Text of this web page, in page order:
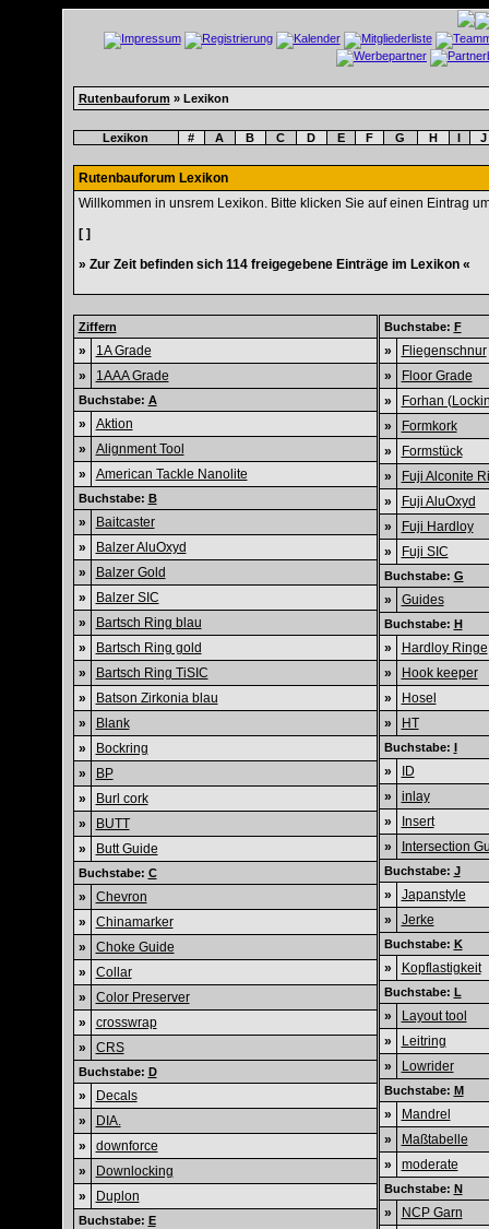
Rutenbauforum » Lexikon
Lexikon # A B C D E F G H I J
Rutenbauforum Lexikon
Willkommen in unsrem Lexikon. Bitte klicken Sie auf einen Eintrag
[ ]
» Zur Zeit befinden sich 114 freigegebene Einträge im Lexikon «
Ziffern
»
1A Grade
»
1AAA Grade
Buchstabe: A
»
Aktion
»
Alignment Tool
»
American Tackle Nanolite
Buchstabe: B
»
Baitcaster
»
Balzer AluOxyd
»
Balzer Gold
»
Balzer SIC
»
Bartsch Ring blau
»
Bartsch Ring gold
»
Bartsch Ring TiSIC
»
Batson Zirkonia blau
»
Blank
»
Bockring
»
BP
»
Burl cork
»
BUTT
»
Butt Guide
Buchstabe: C
»
Chevron
»
Chinamarker
»
Choke Guide
»
Collar
»
Color Preserver
»
crosswrap
»
CRS
Buchstabe: D
»
Decals
»
DIA.
»
downforce
»
Downlocking
»
Duplon
Buchstabe: E
Buchstabe: F
»
Fliegenschnur
»
Floor Grade
»
Forhan
»
Formkork
»
Formstück
»
Fuji Alconite
»
Fuji AluOxyd
»
Fuji Hardloy
»
Fuji SIC
Buchstabe: G
» Guides
Buchstabe: H
»
Hardloy Ringe
»
Hook keeper
»
Hosel
»
HT
Buchstabe: I
»
ID
»
inlay
»
Insert
»
Intersection
Buchstabe: J
»
Japanstyle
»
Jerke
Buchstabe: K
» Kopflastigkeit
Buchstabe: L
»
Layout tool
»
Leitring
»
Lowrider
Buchstabe: M
»
Mandrel
»
Maßtabelle
»
moderate
Buchstabe: N
»
NCP Garn